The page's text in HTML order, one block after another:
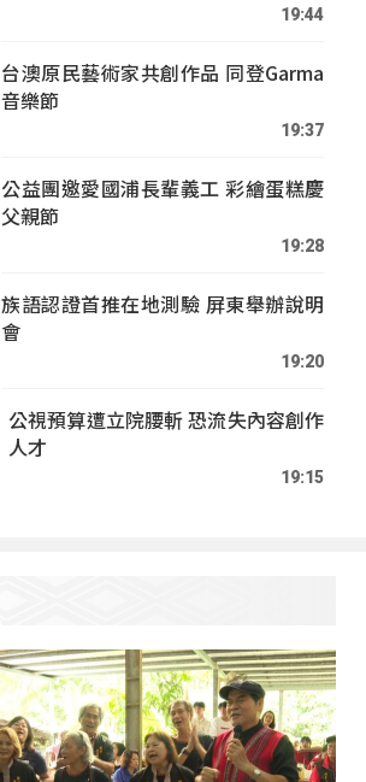
19:44
台澳原民藝術家共創作品 同登Garma
音樂節
19:37
公益團邀愛國浦長輩義工 彩繪蛋糕慶
父親節
19:28
族語認證首推在地測驗 屏東舉辦說明
會
19:20
公視預算遭立院腰斬 恐流失內容創作
人才
19:15